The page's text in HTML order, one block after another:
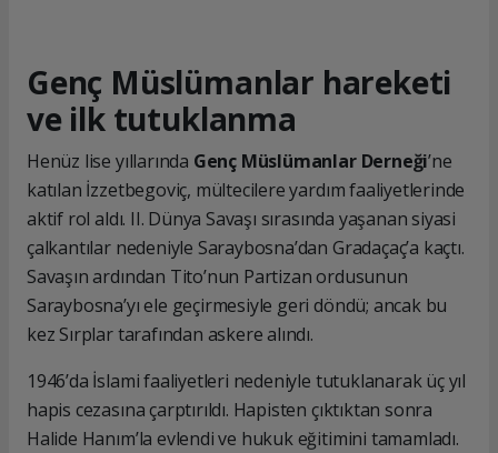
Genç Müslümanlar hareketi
ve ilk tutuklanma
Henüz lise yıllarında Genç Müslümanlar Derneği’ne
katılan İzzetbegoviç, mültecilere yardım faaliyetlerinde
aktif rol aldı. II. Dünya Savaşı sırasında yaşanan siyasi
çalkantılar nedeniyle Saraybosna’dan Gradaçaç’a kaçtı.
Savaşın ardından Tito’nun Partizan ordusunun
Saraybosna’yı ele geçirmesiyle geri döndü; ancak bu
kez Sırplar tarafından askere alındı.
1946’da İslami faaliyetleri nedeniyle tutuklanarak üç yıl
hapis cezasına çarptırıldı. Hapisten çıktıktan sonra
Halide Hanım’la evlendi ve hukuk eğitimini tamamladı.